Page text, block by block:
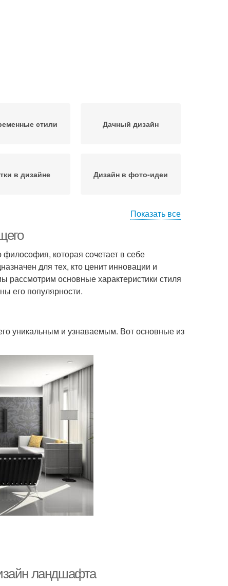
стили Дачный дизайн
в дизайне Дизайн в фото-идеи
квартире
в дизайне Удобный дизайн
Показать все
которая сочетает в себе
для тех, кто ценит инновации и
рассмотрим основные характеристики стиля
его популярности.
уникальным и узнаваемым. Вот основные из
ландшафта